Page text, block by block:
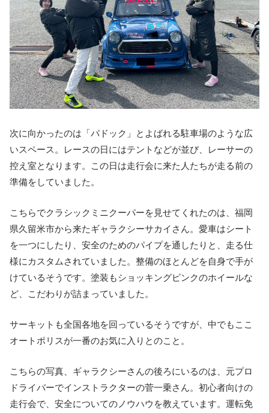
次に向かったのは「パドック」とよばれる駐車場のような広
いスペース。レースの日にはテントなどが並び、レーサーの
控え室となります。この日は走行会に来た人たちが走る前の
準備をしていました。
こちらでクラシックミニクーパーを見せてくれたのは、福岡
県久留米市から来たギャラクシーサカイさん。愛車はシート
を一つにしたり、安全のためのパイプを通したりと、走る仕
様にカスタムされていました。整備のほとんどを自身で手が
けているそうです。塗装もショッキングピンクのホイールな
ど、こだわりが詰まっていました。
サーキットも全国各地を回っているそうですが、中でもここ
オートポリスが一番のお気に入りとのこと。
こちらの写真、ギャラクシーさんの後ろにいるのは、元プロ
ドライバーでインストラクターの菅一乗さん。初心者向けの
走行会で、安全についてのノウハウを教えています。運転免